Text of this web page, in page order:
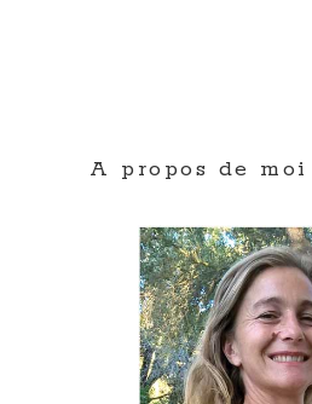
A propos de moi